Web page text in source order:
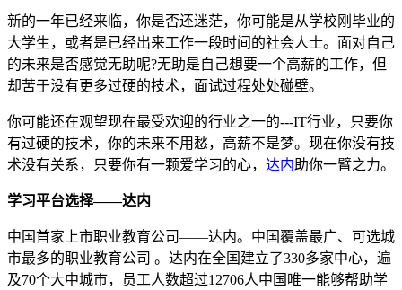
新的一年已经来临，你是否还迷茫，你可能是从学校刚毕业的
大学生，或者是已经出来工作一段时间的社会人士。面对自己
的未来是否感觉无助呢?无助是自己想要一个高薪的工作，但
却苦于没有更多过硬的技术，面试过程处处碰壁。
你可能还在观望现在最受欢迎的行业之一的---IT行业，只要你
有过硬的技术，你的未来不用愁，高薪不是梦。现在你没有技
术没有关系，只要你有一颗爱学习的心， 达内助你一臂之力。
学习平台选择——达内
中国首家上市职业教育公司——达内。中国覆盖最广、可选城
市最多的职业教育公司 。达内在全国建立了330多家中心，遍
及70个大中城市，员工人数超过12706人中国唯一能够帮助学